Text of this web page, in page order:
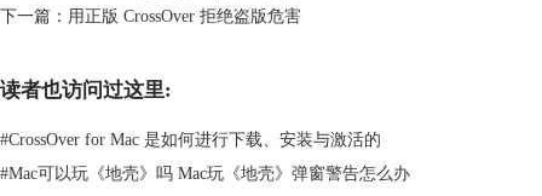
下一篇： 用正版 CrossOver 拒绝盗版危害
读者也访问过这里:
#CrossOver for Mac 是如何进行下载、安装与激活的
#Mac可以玩《地壳》吗 Mac玩《地壳》弹窗警告怎么办